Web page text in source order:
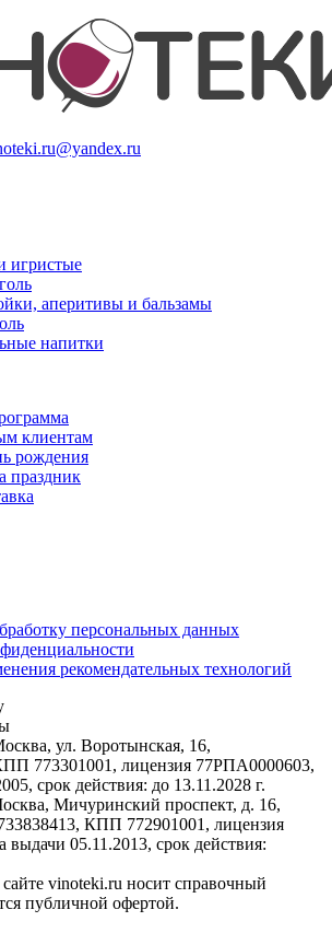
игристые
аперитивы и бальзамы
напитки
клиентам
рождения
праздник
персональных данных
рекомендательных технологий
ул. Воротынская, 16,
773301001, лицензия 77РПА0000603,
срок действия: до 13.11.2028 г.
Мичуринский проспект, д. 16,
КПП 772901001, лицензия
05.11.2013, срок действия:
vinoteki.ru носит справочный
публичной офертой.